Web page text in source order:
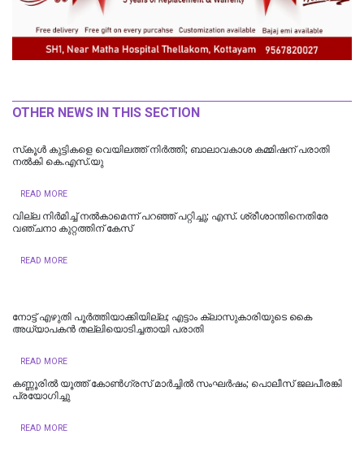
OTHER NEWS IN THIS SECTION
സ്‌കൂള്‍ കുട്ടികളെ വെയിലത്ത് നിര്‍ത്തി; ബാലാവകാശ കമ്മിഷന് പരാതി
നല്‍കി കെ.എസ്.യു
READ MORE
വില്ല നിർമിച്ച് നൽകാമെന്ന് പറഞ്ഞ് പറ്റിച്ചു; എസ്. ശ്രീശാന്തിനെതിരേ
വഞ്ചനാ കുറ്റത്തിന് കേസ്
READ MORE
നോട്ട് എഴുതി പൂർത്തിയാക്കിയില്ല; എട്ടാം ക്ലാസുകാരിയുടെ കൈ
അധ്യാപകന്‍ തല്ലിയൊടിച്ചതായി പരാതി
READ MORE
കണ്ണൂരിൽ യൂത്ത് കോൺ​ഗ്രസ് മാർച്ചിൽ സംഘർഷം; പൊലീസ് ജലപീരങ്കി
പ്രയോ​ഗിച്ചു
READ MORE